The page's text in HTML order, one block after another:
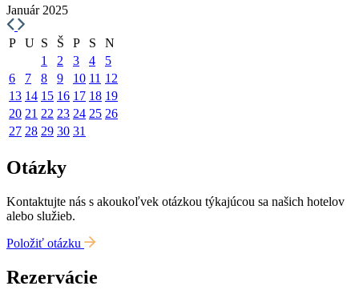
Január 2025
P U S Š P S
N
1
2 3 4
5
6
7 8 9 10 11 12
13 14 15 16 17 18 19
20 21 22 23 24 25 26
27 28 29 30 31
Otázky
Kontaktujte nás s akoukoľvek otázkou týkajúcou sa našich hotelov
alebo služieb.
Položiť otázku
Rezervácie